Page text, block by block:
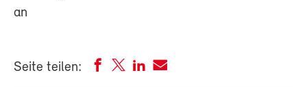
an
Seite teilen: